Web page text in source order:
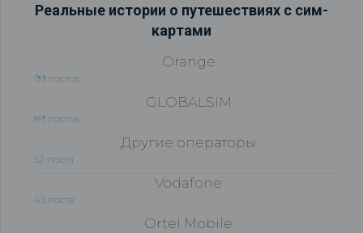
Реальные истории о путешествиях с сим-
картами
Orange
99 постов
GLOBALSIM
89 постов
Другие операторы
52 поста
Vodafone
43 поста
Ortel Mobile